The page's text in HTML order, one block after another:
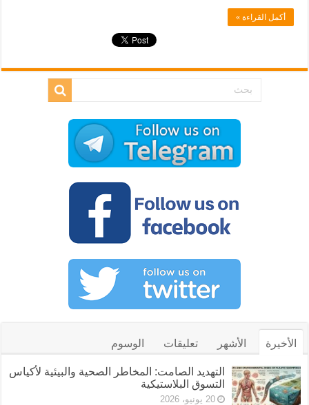
أكمل القراءة »
الأخيرة الأشهر تعليقات الوسوم
التهديد الصامت: المخاطر الصحية والبيئية لأكياس
التسوق البلاستيكية
20 يونيو، 2026